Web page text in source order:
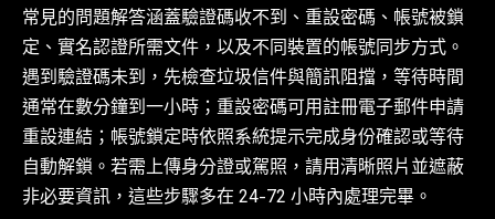
常見的問題解答涵蓋驗證碼收不到、重設密碼、帳號被鎖
定、實名認證所需文件，以及不同裝置的帳號同步方式。
遇到驗證碼未到，先檢查垃圾信件與簡訊阻擋，等待時間
通常在數分鐘到一小時；重設密碼可用註冊電子郵件申請
重設連結；帳號鎖定時依照系統提示完成身份確認或等待
自動解鎖。若需上傳身分證或駕照，請用清晰照片並遮蔽
非必要資訊，這些步驟多在 24-72 小時內處理完畢。